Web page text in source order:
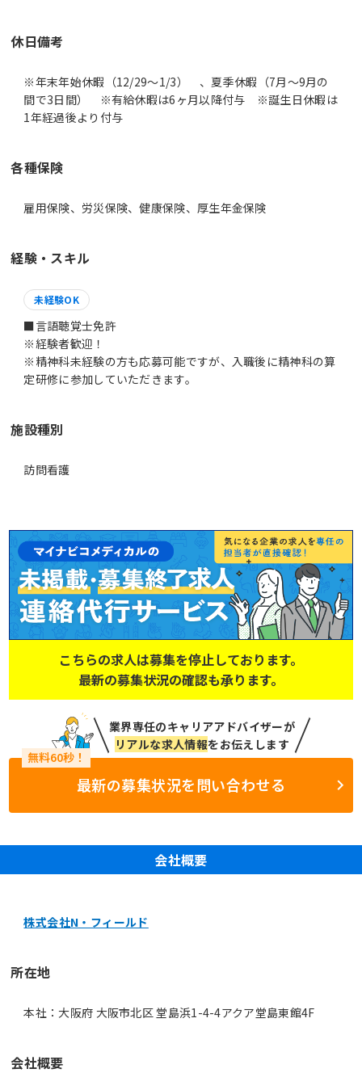
休日備考
※年末年始休暇（12/29～1/3） 、夏季休暇（7月～9月の
間で3日間） ※有給休暇は6ヶ月以降付与 ※誕生日休暇は
1年経過後より付与
各種保険
雇用保険、労災保険、健康保険、厚生年金保険
経験・スキル
未経験OK
■言語聴覚士免許
※経験者歓迎！
※精神科未経験の方も応募可能ですが、入職後に精神科の算
定研修に参加していただきます。
施設種別
訪問看護
こちらの求人は募集を停止しております。
最新の募集状況の確認も承ります。
業界専任のキャリアアドバイザーが
リアルな求人情報をお伝えします
最新の募集状況を問い合わせる
会社概要
株式会社N・フィールド
所在地
本社：大阪府 大阪市北区 堂島浜1-4-4アクア堂島東館4F
会社概要